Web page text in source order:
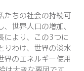
たちの社会の持続可
世界人口の増加、
により、この3つに
りわけ、世界の淡水
界のエネルギー使用